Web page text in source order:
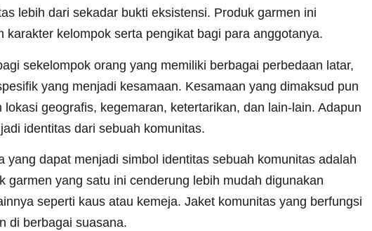
lebih dari sekadar bukti eksistensi. Produk garmen ini
karakter kelompok serta pengikat bagi para anggotanya.
sekelompok orang yang memiliki berbagai perbedaan latar,
yang menjadi kesamaan. Kesamaan yang dimaksud pun
geografis, kegemaran, ketertarikan, dan lain-lain. Adapun
identitas dari sebuah komunitas.
yang dapat menjadi simbol identitas sebuah komunitas adalah
garmen yang satu ini cenderung lebih mudah digunakan
seperti kaus atau kemeja. Jaket komunitas yang berfungsi
di berbagai suasana.